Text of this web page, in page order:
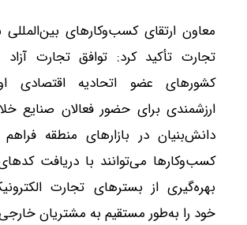
معاون ارتقای کسب‌وکارهای بین‌المللی
تجارت تأکید کرد: توافق تجارت آزاد
کشورهای عضو اتحادیه اقتصادی
ارزشمندی برای حضور فعالان صنایع
دانش‌بنیان در بازارهای منطقه
کسب‌وکارها می‌توانند با دریافت
بهره‌گیری از بسترهای تجارت
خود را به‌طور مستقیم به مشتریان